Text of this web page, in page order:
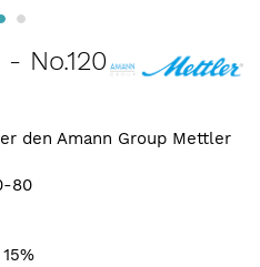
No.120
den Amann Group Mettler
80